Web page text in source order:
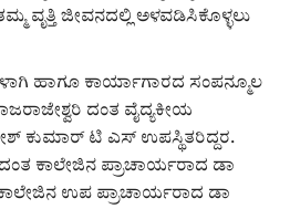
ವೃತ್ತಿ ಜೀವನದಲ್ಲಿ ಅಳವಡಿಸಿಕೊಳ್ಳಲು
ಹಾಗೂ ಕಾರ್ಯಾಗಾರದ ಸಂಪನ್ಮೂಲ
ದಂತ ವೈದ್ಯಕೀಯ
ಕುಮಾರ್ ಟಿ ಎಸ್ ಉಪಸ್ಥಿತರಿದ್ದರ.
ಕಾಲೇಜಿನ ಪ್ರಾಚಾರ್ಯರಾದ ಡಾ
ಉಪ ಪ್ರಾಚಾರ್ಯರಾದ ಡಾ